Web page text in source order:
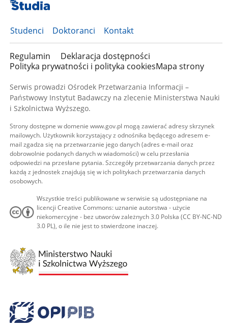
Studenci Doktoranci Kontakt
Regulamin
Deklaracja dostępności
Polityka prywatności i polityka cookiesMapa strony
Serwis prowadzi Ośrodek Przetwarzania Informacji –
Państwowy Instytut Badawczy na zlecenie Ministerstwa Nauki
i Szkolnictwa Wyższego.
Strony dostępne w domenie www.gov.pl mogą zawierać adresy skrzynek
mailowych. Użytkownik korzystający z odnośnika będącego adresem e-
mail zgadza się na przetwarzanie jego danych (adres e-mail oraz
dobrowolnie podanych danych w wiadomości) w celu przesłania
odpowiedzi na przesłane pytania. Szczegóły przetwarzania danych przez
każdą z jednostek znajdują się w ich politykach przetwarzania danych
osobowych.
Wszystkie treści publikowane w serwisie są udostępniane na
licencji Creative Commons: uznanie autorstwa - użycie
niekomercyjne - bez utworów zależnych 3.0 Polska (CC BY-NC-ND
3.0 PL), o ile nie jest to stwierdzone inaczej.